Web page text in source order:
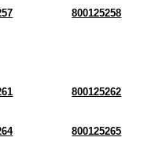
800125258
800125262
800125265